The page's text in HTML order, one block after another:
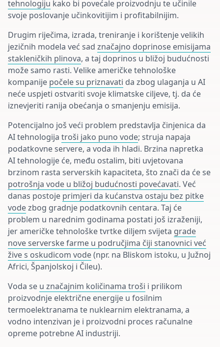
tehnologiju kako bi povećale proizvodnju te učinile
svoje poslovanje učinkovitijim i profitabilnijim.
Drugim riječima, izrada, treniranje i korištenje velikih
jezičnih modela već sad značajno doprinose emisijama
stakleničkih plinova, a taj doprinos u bližoj budućnosti
može samo rasti. Velike američke tehnološke
kompanije počele su priznavati da zbog ulaganja u AI
neće uspjeti ostvariti svoje klimatske ciljeve, tj. da će
iznevjeriti ranija obećanja o smanjenju emisija.
Potencijalno još veći problem predstavlja činjenica da
AI tehnologija troši jako puno vode; struja napaja
podatkovne servere, a voda ih hladi. Brzina napretka
AI tehnologije će, među ostalim, biti uvjetovana
brzinom rasta serverskih kapaciteta, što znači da će se
potrošnja vode u bližoj budućnosti povećavati. Već
danas postoje primjeri da kućanstva ostaju bez pitke
vodezbog gradnje podatkovnih centara. Taj će
problem u narednim godinama postati još izraženiji,
jer američke tehnološke tvrtke diljem svijeta grade
nove serverske farme u područjima čiji stanovnici već
žive s oskudicom vode(npr. na Bliskom istoku, u Južnoj
Africi, Španjolskoj i Čileu).
Voda se u značajnim količinama troši i prilikom
proizvodnje električne energije u fosilnim
termoelektranama te nuklearnim elektranama, a
vodno intenzivan je i proizvodni proces računalne
opreme potrebne AI industriji.